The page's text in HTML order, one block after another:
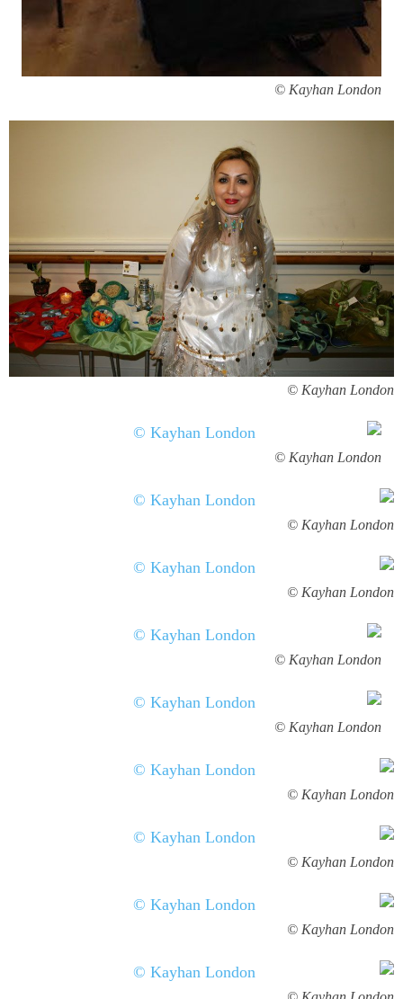
Kayhan London ©
Kayhan London ©
Kayhan London ©
Kayhan London ©
Kayhan London ©
Kayhan London ©
Kayhan London ©
Kayhan London ©
Kayhan London ©
Kayhan London ©